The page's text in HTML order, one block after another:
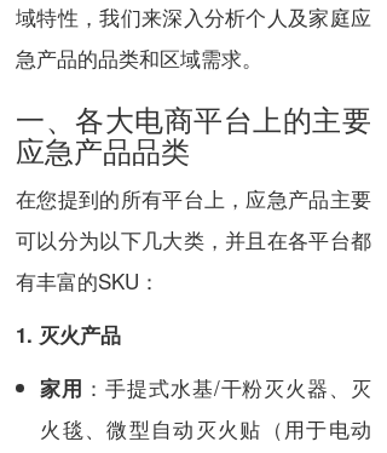
域特性，我们来深入分析个人及家庭应
急产品的品类和区域需求。
一、各大电商平台上的主要
应急产品品类
在您提到的所有平台上，应急产品主要
可以分为以下几大类，并且在各平台都
有丰富的SKU：
1. 灭火产品
家用 ：手提式水基/干粉灭火器、灭
火毯、微型自动灭火贴（用于电动